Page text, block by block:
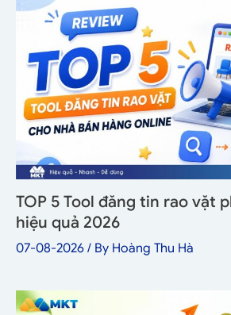
TOP 5 Tool đăng tin rao vặt
hiệu quả 2026
07-08-2026 / By Hoàng Thu Hà